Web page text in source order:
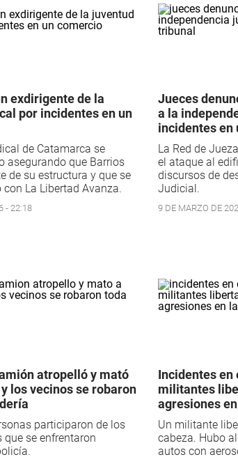
exdirigente de la
por incidentes en un
de Catamarca se
asegurando que Barrios
de su estructura y que se
La Libertad Avanza.
- 22:18
Jueces
a la
incidentes en
La Red de
el ataque al
discursos de
Judicial.
9 DE MARZO DE
atropelló y mató
los vecinos se robaron
participaron de los
se enfrentaron
Incidentes en
militantes
agresiones
Un militante
cabeza. Hubo
autos con